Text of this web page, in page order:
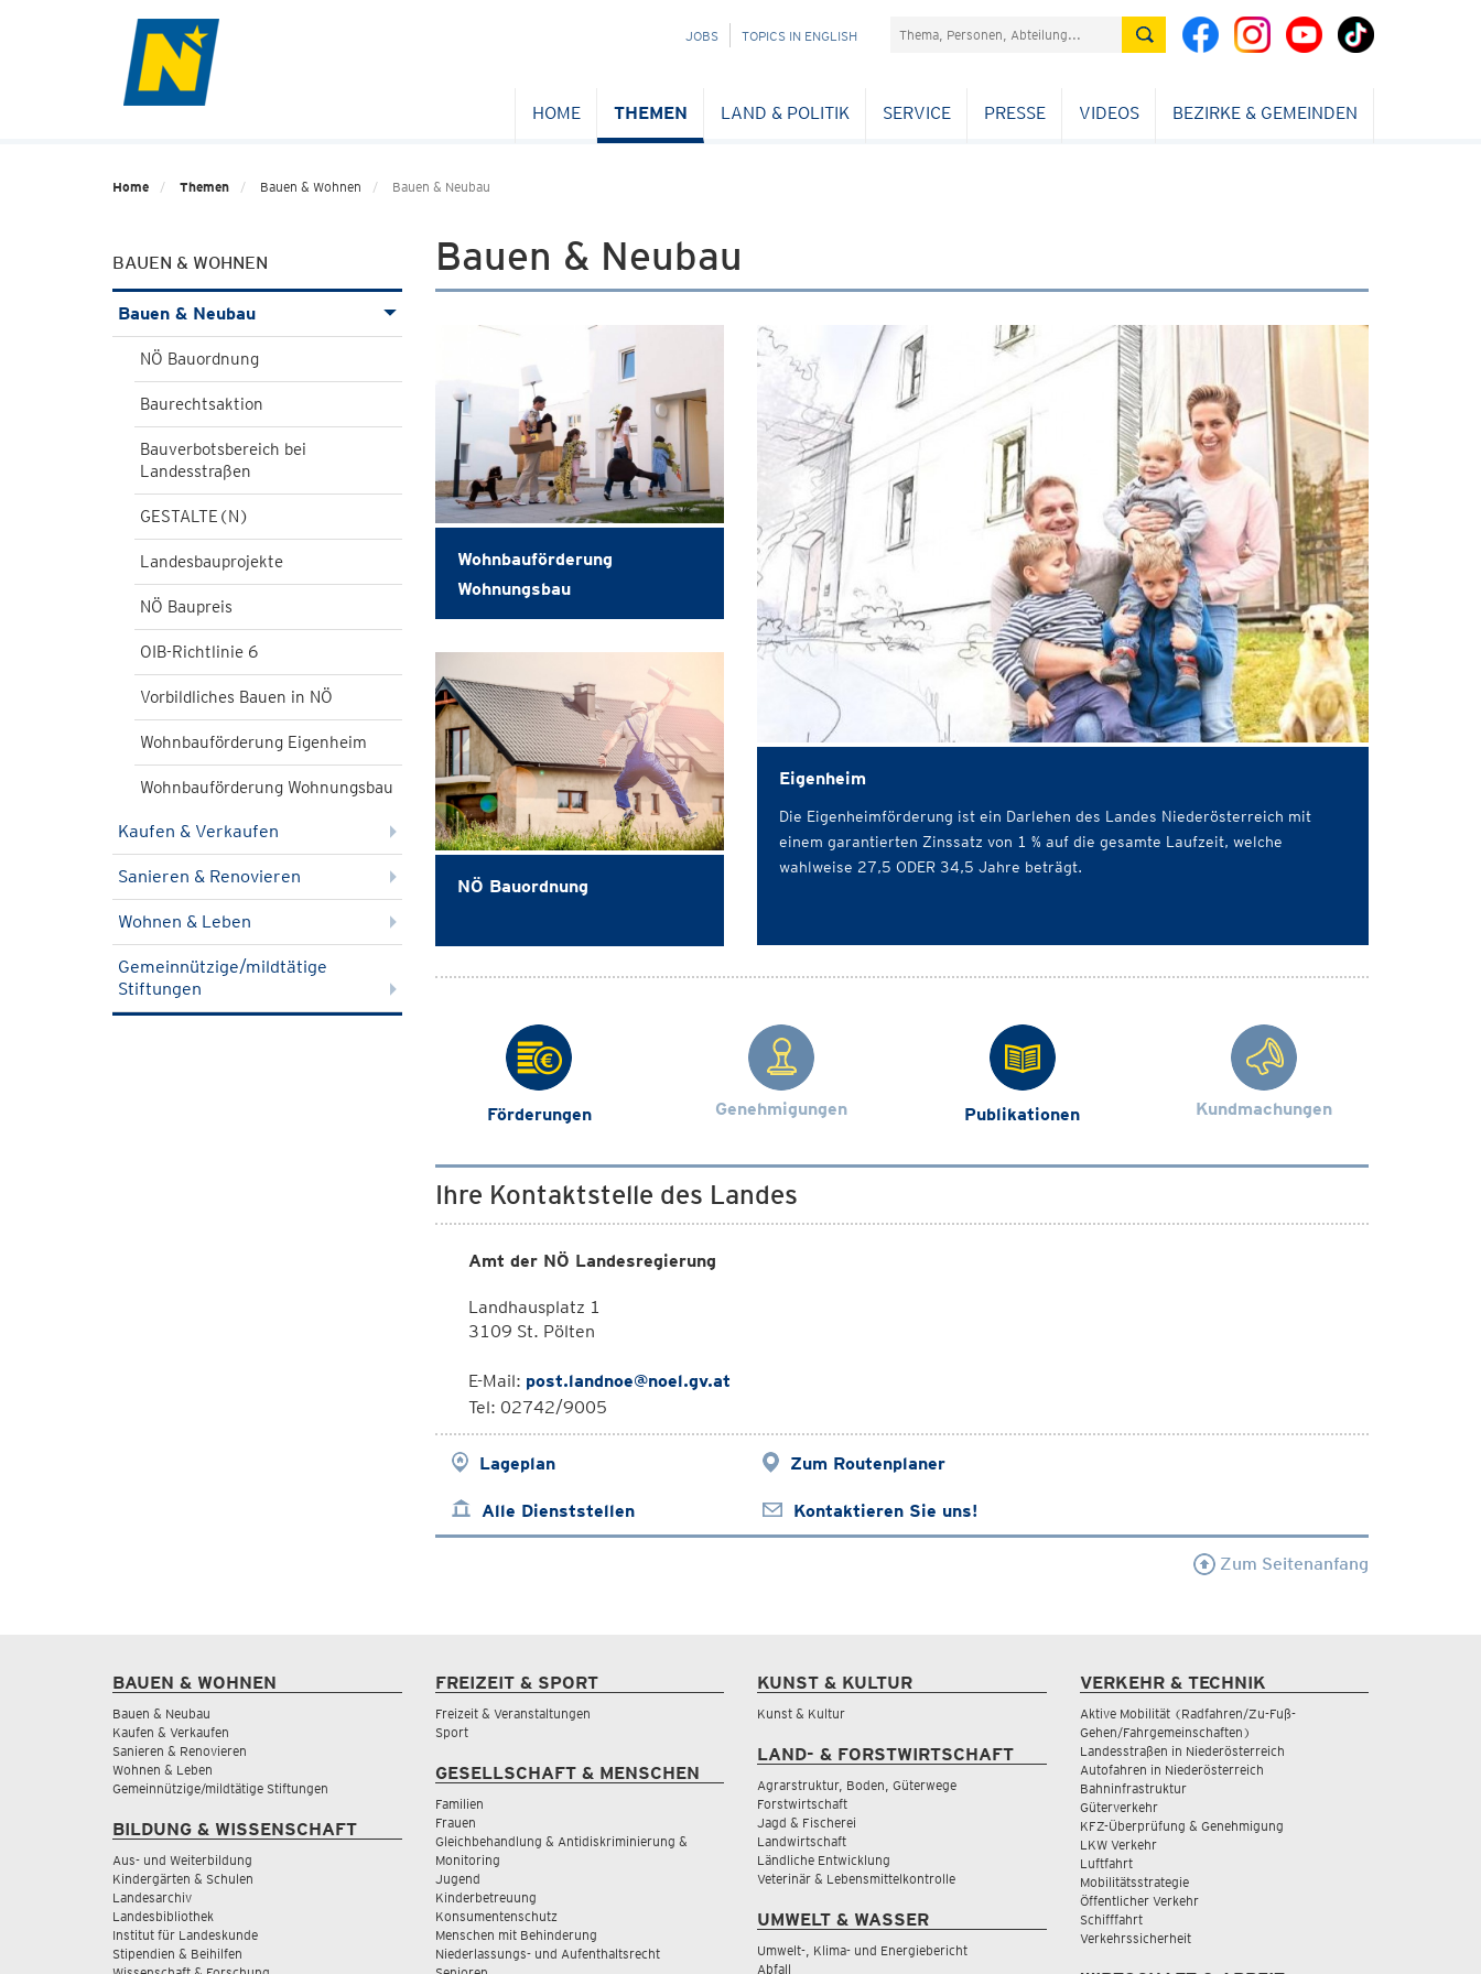
NAVIGATION
JOBS TOPICS IN ENGLISH Suchefeld
HOME THEMEN LAND & POLITIK SERVICE PRESSE VIDEOS BEZIRKE & GEMEINDEN
Home Themen Bauen & Wohnen Bauen & Neubau
BAUEN & WOHNEN
Bauen & Neubau
NÖ Bauordnung
Baurechtsaktion
Bauverbotsbereich bei
Landesstraßen
GESTALTE(N)
Landesbauprojekte
NÖ Baupreis
OIB-Richtlinie 6
Vorbildliches Bauen in NÖ
Wohnbauförderung Eigenheim
Wohnbauförderung Wohnungsbau
Kaufen & Verkaufen
Sanieren & Renovieren
Wohnen & Leben
Gemeinnützige/mildtätige
Stiftungen
Bauen & Neubau
Eigenheim
Die Eigenheimförderung ist ein Darlehen des Landes Niederösterreich mit
einem garantierten Zinssatz von 1 % auf die gesamte Laufzeit, welche
wahlweise 27,5 ODER 34,5 Jahre beträgt.
Wohnbauförderung
Wohnungsbau
NÖ Bauordnung
Förderungen Genehmigungen Publikationen Kundmachungen
Ihre Kontaktstelle des Landes
Amt der NÖ Landesregierung
Landhausplatz 1
3109 St. Pölten
E-Mail: post.landnoe@noel.gv.at
Tel: 02742/9005
Lageplan Zum Routenplaner
Alle Dienststellen Kontaktieren Sie uns!
Zum Seitenanfang
BAUEN & WOHNEN
Bauen & Neubau
Kaufen & Verkaufen
Sanieren & Renovieren
Wohnen & Leben
Gemeinnützige/mildtätige Stiftungen
BILDUNG & WISSENSCHAFT
Aus- und Weiterbildung
Kindergärten & Schulen
Landesarchiv
Landesbibliothek
Institut für Landeskunde
Stipendien & Beihilfen
FREIZEIT & SPORT
Freizeit & Veranstaltungen
Sport
GESELLSCHAFT & MENSCHEN
Familien
Frauen
Gleichbehandlung & Antidiskriminierung &
Monitoring
Jugend
Kinderbetreuung
Konsumentenschutz
Menschen mit Behinderung
Niederlassungs- und Aufenthaltsrecht
KUNST & KULTUR
Kunst & Kultur
LAND- & FORSTWIRTSCHAFT
Agrarstruktur, Boden, Güterwege
Forstwirtschaft
Jagd & Fischerei
Landwirtschaft
Ländliche Entwicklung
Veterinär & Lebensmittelkontrolle
UMWELT & WASSER
Umwelt-, Klima- und Energiebericht
Abfall
VERKEHR & TECHNIK
Aktive Mobilität (Radfahren/Zu-Fuß-
Gehen/Fahrgemeinschaften)
Landesstraßen in Niederösterreich
Autofahren in Niederösterreich
Bahninfrastruktur
Güterverkehr
KFZ-Überprüfung & Genehmigung
LKW Verkehr
Luftfahrt
Mobilitätsstrategie
Öffentlicher Verkehr
Schifffahrt
Verkehrssicherheit